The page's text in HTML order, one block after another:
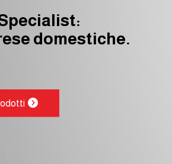
domestiche.